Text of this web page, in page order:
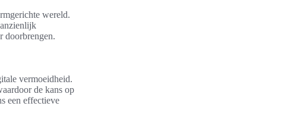
wereld.
doorbrengen.
vermoeidheid.
de kans op
een effectieve